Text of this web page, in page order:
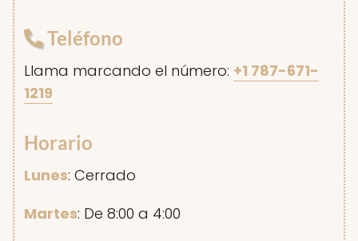
Teléfono
Llama marcando el número: +1 787-671-
1219
Horario
Lunes: Cerrado
Martes: De 8:00 a 4:00